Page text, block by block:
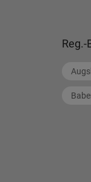
Reg.-